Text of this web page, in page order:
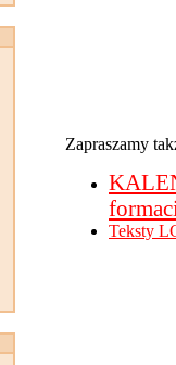
Zapraszamy
Teksty